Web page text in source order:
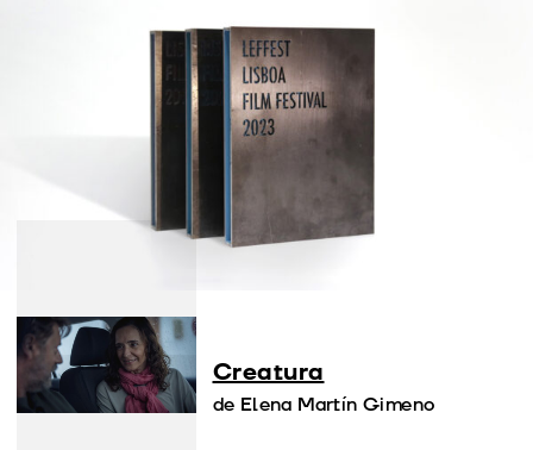
melhores filmes produzidos em 2023.
Filmes nesta secção
Cerrar los ojos
Creatura
de Elena Martín Gimeno